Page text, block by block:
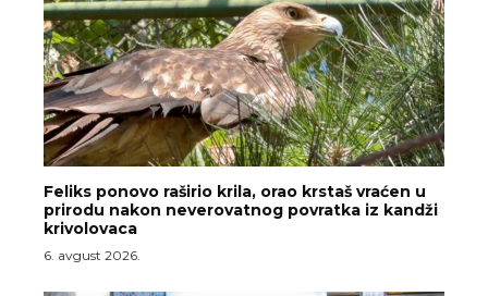
Feliks ponovo raširio krila, orao krstaš vraćen u
prirodu nakon neverovatnog povratka iz kandži
krivolovaca
6. avgust 2026.